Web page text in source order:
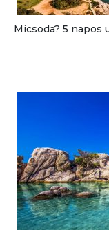
Micsoda? 5 napos